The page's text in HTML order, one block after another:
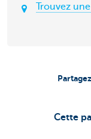
Trouvez
Cette